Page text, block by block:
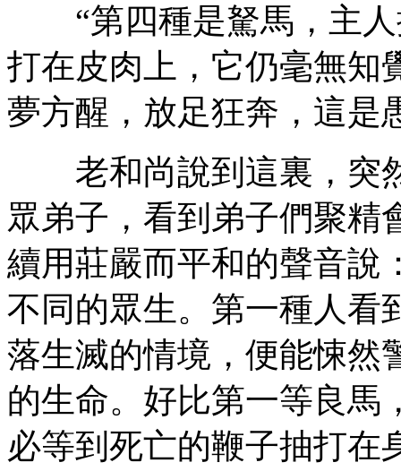
“第四種是駑馬，主人
打在皮肉上，它仍毫無知
夢方醒，放足狂奔，這是
老和尚說到這裏，突
眾弟子，看到弟子們聚精
續用莊嚴而平和的聲音說
不同的眾生。第一種人看
落生滅的情境，便能悚然
的生命。好比第一等良馬
必等到死亡的鞭子抽打在